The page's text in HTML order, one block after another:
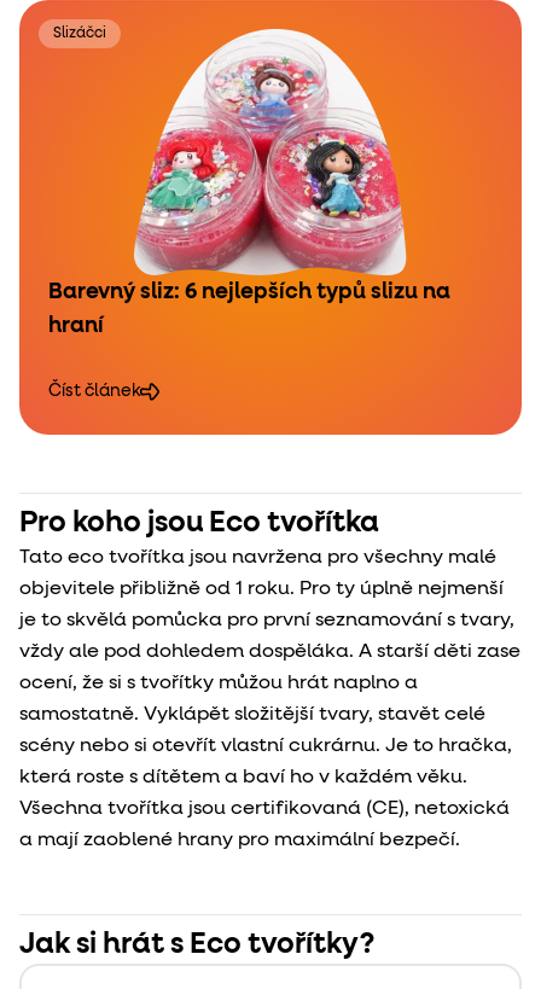
Slizáčci
Barevný sliz: 6 nejlepších typů slizu na
hraní
Číst článek
Pro koho jsou Eco tvořítka
Tato eco tvořítka jsou navržena pro všechny malé
objevitele přibližně od 1 roku. Pro ty úplně nejmenší
je to skvělá pomůcka pro první seznamování s tvary,
vždy ale pod dohledem dospěláka. A starší děti zase
ocení, že si s tvořítky můžou hrát naplno a
samostatně. Vyklápět složitější tvary, stavět celé
scény nebo si otevřít vlastní cukrárnu. Je to hračka,
která roste s dítětem a baví ho v každém věku.
Všechna tvořítka jsou certifikovaná (CE), netoxická
a mají zaoblené hrany pro maximální bezpečí.
Jak si hrát s Eco tvořítky?